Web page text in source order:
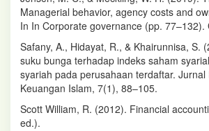
Managerial behavior, agency costs and
In In Corporate governance (pp. 77–132).
Safany, A., Hidayat, R., & Khairunnisa, S.
suku bunga terhadap indeks saham
syariah pada perusahaan terdaftar. Jurnal
Keuangan Islam, 7(1), 88–105.
Scott William, R. (2012). Financial
ed.).